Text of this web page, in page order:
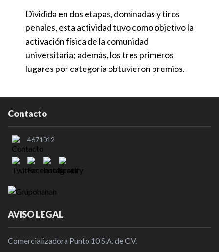
Dividida en dos etapas, dominadas y tiros
penales, esta actividad tuvo como objetivo la
activación física de la comunidad
universitaria; además, los tres primeros
lugares por categoría obtuvieron premios.
Contacto
4671012
AVISO LEGAL
Comercializadora Punto 10 S.A. de C.V.